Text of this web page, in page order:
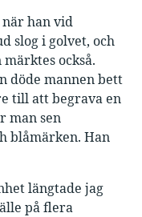
när han vid
slog i golvet, och
också.
döde mannen bett
till att begrava en
man sen
blåmärken. Han
längtade jag
på flera